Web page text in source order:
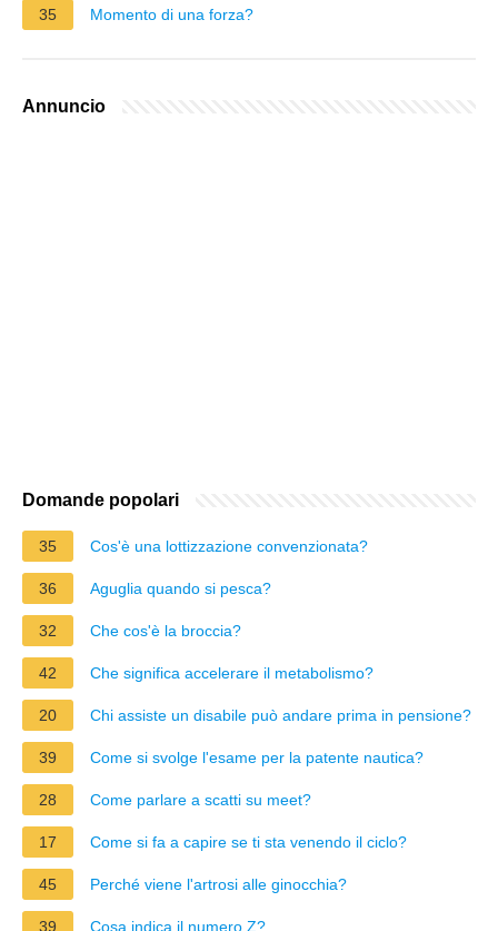
35 Momento di una forza?
Annuncio
Domande popolari
35 Cos'è una lottizzazione convenzionata?
36 Aguglia quando si pesca?
32 Che cos'è la broccia?
42 Che significa accelerare il metabolismo?
20 Chi assiste un disabile può andare prima in pensione?
39 Come si svolge l'esame per la patente nautica?
28 Come parlare a scatti su meet?
17 Come si fa a capire se ti sta venendo il ciclo?
45 Perché viene l'artrosi alle ginocchia?
39 Cosa indica il numero Z?